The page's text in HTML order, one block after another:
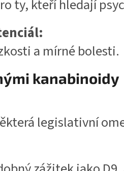
ty, kteří hledají
a mírné bolesti.
kanabinoidy
legislativní